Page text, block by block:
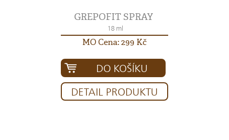
GREPOFIT SPRAY
18 ml
MO Cena: 299 Kč
DO KOŠÍKU
DETAIL PRODUKTU